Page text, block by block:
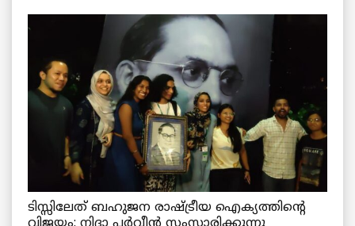
ടിസ്സിലേത് ബഹുജന രാഷ്ട്രീയ ഐക്യത്തിന്റെ